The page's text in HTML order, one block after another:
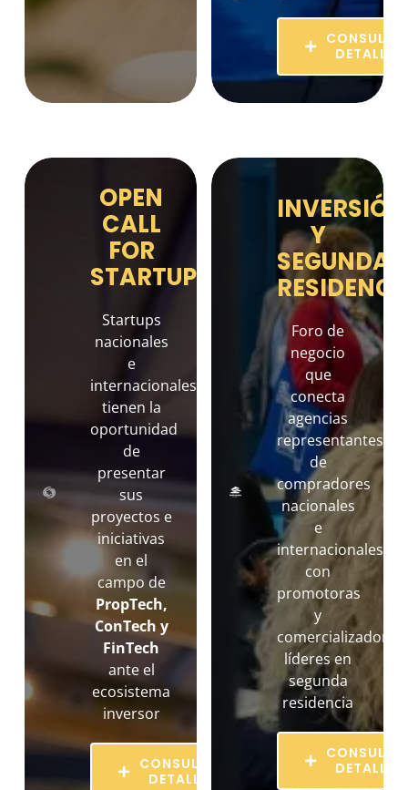
DETALLES
OPEN
CALL
FOR
STARTUPS
Startups
nacionales
e
internacionales
tienen la
oportunidad
de
presentar
sus
proyectos e
iniciativas
en el
campo de
PropTech,
ConTech y
FinTech
ante el
ecosistema
inversor
CONSULTAR
DETALLES
INVERSIÓN
Y
SEGUNDA
Foro de
negocio
que
conecta
agencias
representantes
de
compradores
nacionales
e
internacionales
con
promotoras
y
comercializadoras
líderes en
segunda
residencia
DETALLES